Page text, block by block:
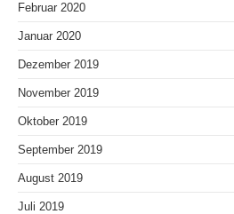
Februar 2020
Januar 2020
Dezember 2019
November 2019
Oktober 2019
September 2019
August 2019
Juli 2019